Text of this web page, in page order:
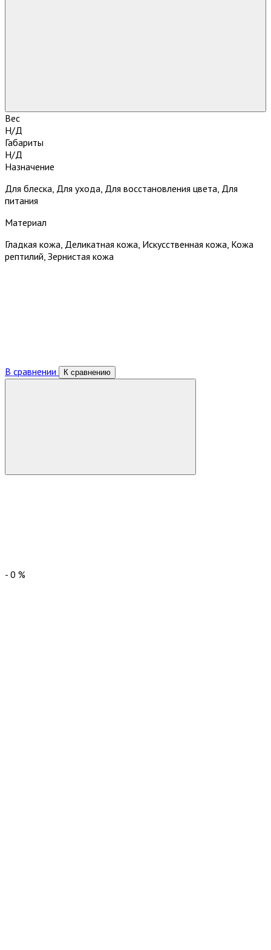
Вес
Н/Д
Габариты
Н/Д
Назначение
Для блеска, Для ухода, Для восстановления цвета, Для
питания
Материал
Гладкая кожа, Деликатная кожа, Искусственная кожа, Кожа
рептилий, Зернистая кожа
В сравнении К сравнению
- 0 %